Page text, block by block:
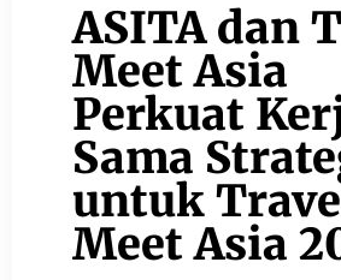
ASITA dan
Meet Asia
Perkuat
Sama
untuk
Meet Asia